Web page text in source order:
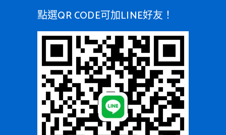
點選QR CODE可加LINE好友！